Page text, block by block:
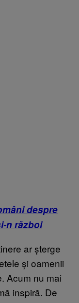
despre
n război
ar șterge
și oamenii
Acum nu mai
inspiră. De